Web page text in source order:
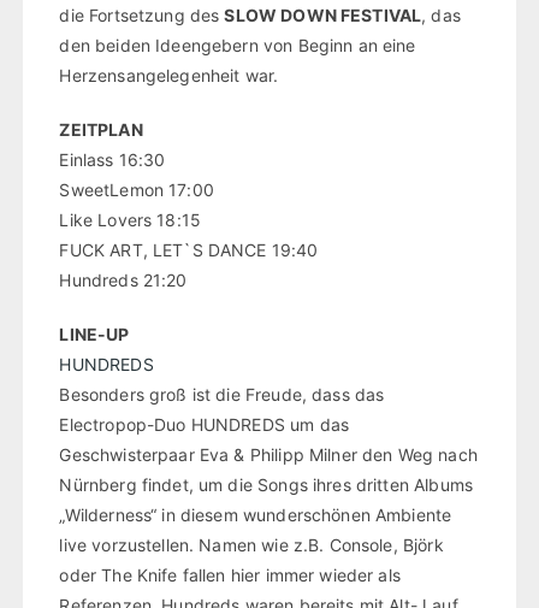
die Fortsetzung desSLOW DOWN FESTIVAL, das
den beiden Ideengebern von Beginn an eine
Herzensangelegenheit war.
ZEITPLAN
Einlass 16:30
SweetLemon 17:00
Like Lovers 18:15
FUCK ART, LET`S DANCE 19:40
Hundreds 21:20
LINE-UP
HUNDREDS
Besonders groß ist die Freude, dass das
Electropop-Duo HUNDREDS um das
Geschwisterpaar Eva & Philipp Milner den Weg nach
Nürnberg findet, um die Songs ihres dritten Albums
„Wilderness“ in diesem wunderschönen Ambiente
live vorzustellen. Namen wie z.B. Console, Björk
oder The Knife fallen hier immer wieder als